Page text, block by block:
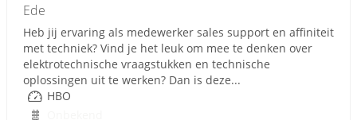
Ede
Heb jij ervaring als medewerker sales support en affiniteit
met techniek? Vind je het leuk om mee te denken over
elektrotechnische vraagstukken en technische
oplossingen uit te werken? Dan is deze...
HBO